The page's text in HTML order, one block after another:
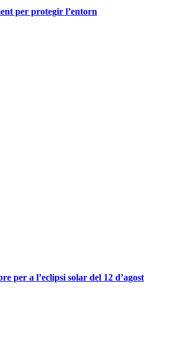
per protegir l’entorn
per a l’eclipsi solar del 12 d’agost